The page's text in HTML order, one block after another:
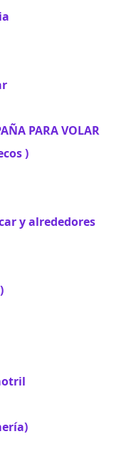
PARA VOLAR
)
y alrededores